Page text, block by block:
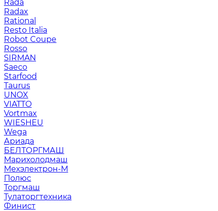
Rada
Radax
Rational
Resto Italia
Robot Coupe
Rosso
SIRMAN
Saeco
Starfood
Taurus
UNOX
VIATTO
Vortmax
WIESHEU
Wega
Ариада
БЕЛТОРГМАШ
Марихолодмаш
Мехэлектрон-М
Полюс
Торгмаш
Тулаторгтехника
Финист